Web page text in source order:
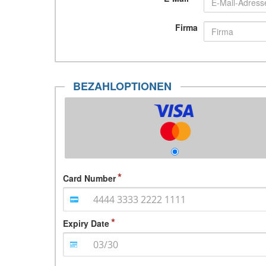
Firma
BEZAHLOPTIONEN
Card Number
Expiry Date